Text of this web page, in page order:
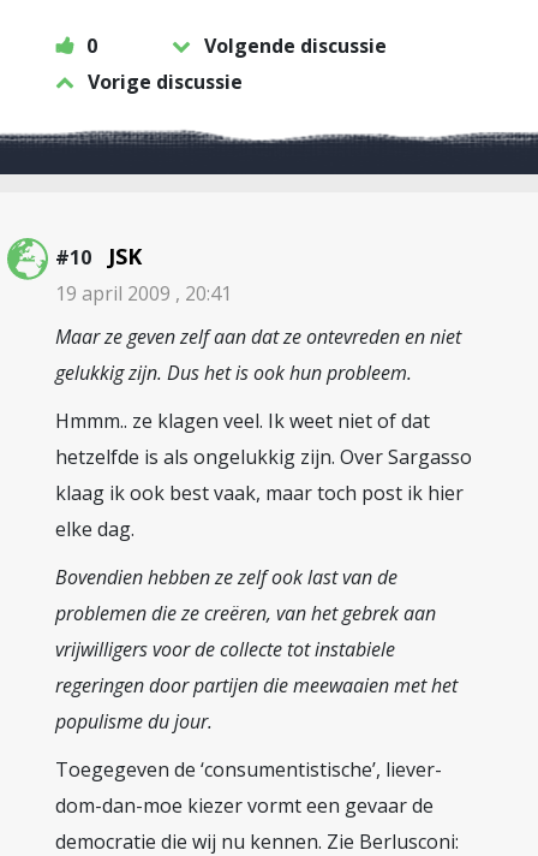
0
Volgende discussie
Vorige discussie
#10 JSK
19 april 2009 , 20:41
Maar ze geven zelf aan dat ze ontevreden en niet
gelukkig zijn. Dus het is ook hun probleem.
Hmmm.. ze klagen veel. Ik weet niet of dat
hetzelfde is als ongelukkig zijn. Over Sargasso
klaag ik ook best vaak, maar toch post ik hier
elke dag.
Bovendien hebben ze zelf ook last van de
problemen die ze creëren, van het gebrek aan
vrijwilligers voor de collecte tot instabiele
regeringen door partijen die meewaaien met het
populisme du jour.
Toegegeven de ‘consumentistische’, liever-
dom-dan-moe kiezer vormt een gevaar de
democratie die wij nu kennen. Zie Berlusconi: